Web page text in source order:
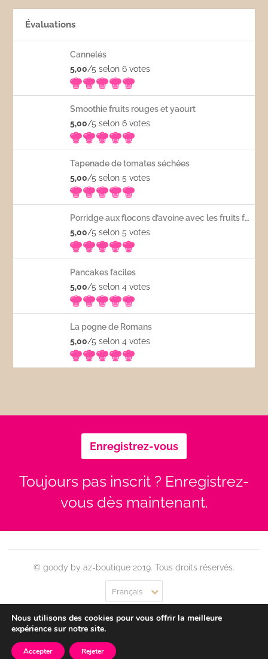
Évaluations
Cannelés
5,00/5 selon 6votes
Smoothie fruits rouges et yaourt
5,00/5 selon 6votes
Tapenade de tomates séchées
5,00/5 selon 5votes
Porridge aux flocons d’avoine avec les fruits frais
5,00/5 selon 5votes
Pancakes faciles
5,00/5 selon 4votes
La pogne de Romans
5,00/5 selon 4votes
Enregistrez-vous
Toujours pas inscrit ? Enregistrez-
vous dès maintenant.
© goody by az-boutique 2019. Tous droits réservés.
Français
Contact Se connecter Confidentialité CGU
Nous utilisons des cookies pour vous offrir la meilleure
expérience sur notre site.
Accepter Rejeter